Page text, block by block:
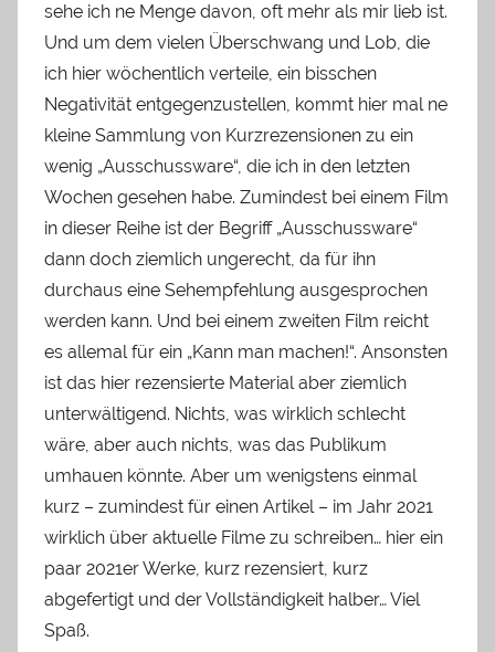
sehe ich ne Menge davon, oft mehr als mir lieb ist.
Und um dem vielen Überschwang und Lob, die
ich hier wöchentlich verteile, ein bisschen
Negativität entgegenzustellen, kommt hier mal ne
kleine Sammlung von Kurzrezensionen zu ein
wenig „Ausschussware“, die ich in den letzten
Wochen gesehen habe. Zumindest bei einem Film
in dieser Reihe ist der Begriff „Ausschussware“
dann doch ziemlich ungerecht, da für ihn
durchaus eine Sehempfehlung ausgesprochen
werden kann. Und bei einem zweiten Film reicht
es allemal für ein „Kann man machen!“. Ansonsten
ist das hier rezensierte Material aber ziemlich
unterwältigend. Nichts, was wirklich schlecht
wäre, aber auch nichts, was das Publikum
umhauen könnte. Aber um wenigstens einmal
kurz – zumindest für einen Artikel – im Jahr 2021
wirklich über aktuelle Filme zu schreiben… hier ein
paar 2021er Werke, kurz rezensiert, kurz
abgefertigt und der Vollständigkeit halber… Viel
Spaß.